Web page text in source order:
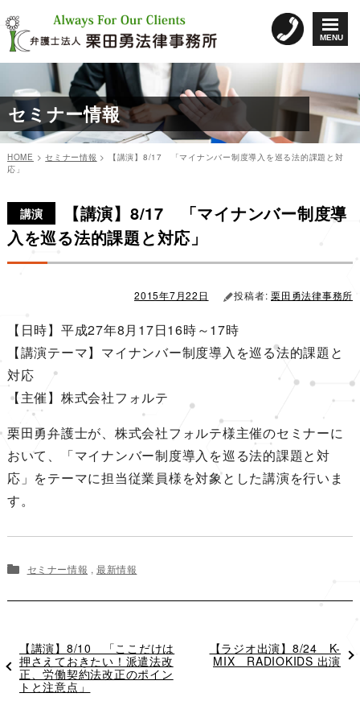
MENU
ン
テ
ン
へ
ス
キ
ッ
プ
セミナー情報
HOME >セミナー情報 >
【講演】8/17 「マイナンバー制度導入を巡る法的課題と対
応」
講演
【講演】8/17 「マイナンバー制度導
入を巡る法的課題と対応」
日:
2015年7月22日 投稿者:栗田勇法律事務所
【日時】平成27年8月17日16時～17時
【講演テーマ】マイナンバー制度導入を巡る法的課題と
対応
【主催】株式会社フォルテ
栗田勇弁護士が、株式会社フォルテ様主催のセミナーに
おいて、「マイナンバー制度導入を巡る法的課題と対
応」をテーマに担当従業員様を対象とした講演を行いま
す。
ゴ
リ
ー
セミナー情報 , 最新情報
稿
ナ
ビ
ョ
ン
過
去
の
投
【講演】8/10 「ここだけは
押さえておきたい！派遣法改
正、労働契約法改正のポイン
トと注意点」
次
の
【ラジオ出演】8/24 K-
MIX RADIOKIDS 出演